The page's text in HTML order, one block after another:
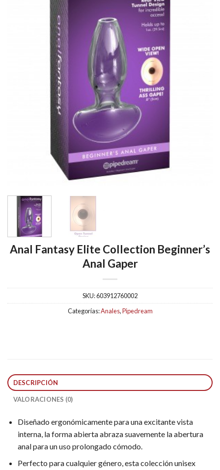
Anal Fantasy Elite Collection Beginner’s
Anal Gaper
SKU:603912760002
Categorías:Anales,Pipedream
DESCRIPCIÓN
VALORACIONES (0)
Diseñado ergonómicamente para una excitante vista
interna, la forma abierta abraza suavemente la abertura
anal para un uso prolongado cómodo.
Perfecto para cualquier género, esta colección unisex